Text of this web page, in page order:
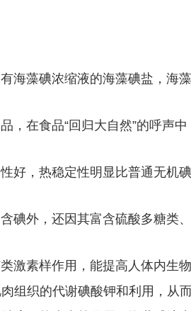
藻碘浓缩液的海藻碘盐，海藻
在食品“回归大自然”的呼声中
，热稳定性明显比普通无机
外，还因其富含硫酸多糖类
素样作用，能提高人体内生物
组织的代谢碘酸钾和利用，从